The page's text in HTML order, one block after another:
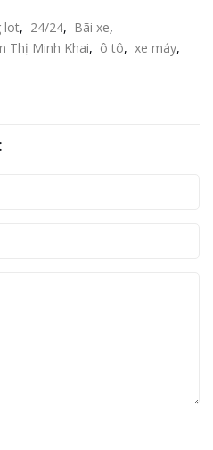
lot, 24/24, Bãi xe,
Thị Minh Khai, ô tô, xe máy,